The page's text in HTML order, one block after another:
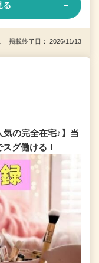
る
掲載終了日： 2026/11/13
の完全在宅♪】当
グ働ける！